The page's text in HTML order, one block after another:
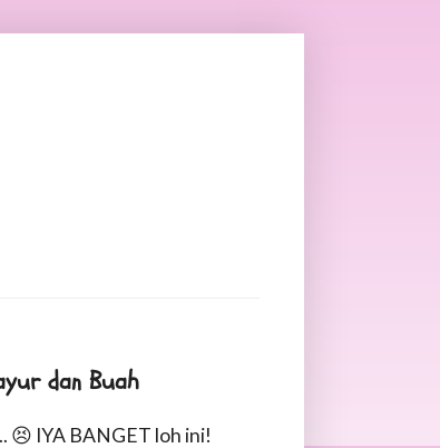
dan Buah
😣 IYA BANGET loh ini!